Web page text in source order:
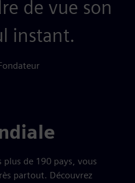
de vue son
instant.
plus de 190 pays, vous
partout. Découvrez